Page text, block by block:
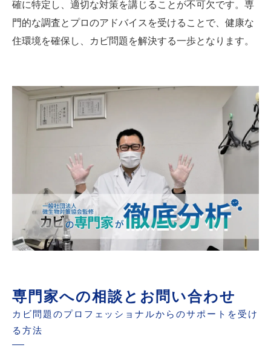
確に特定し、適切な対策を講じることが不可欠です。専
門的な調査とプロのアドバイスを受けることで、健康な
住環境を確保し、カビ問題を解決する一歩となります。
専門家への相談とお問い合わせ
カビ問題のプロフェッショナルからのサポートを受け
る方法